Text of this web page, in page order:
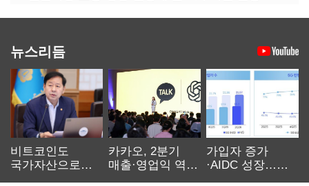
뉴스리듬
비트코인도
국가자산으로…'
카카오, 2분기
매출·영업익 역대
가입자 증가
·AIDC 성장…